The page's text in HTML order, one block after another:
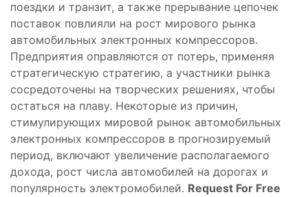
поездки и транзит, а также прерывание цепочек
поставок повлияли на рост мирового рынка
автомобильных электронных компрессоров.
Предприятия оправляются от потерь, применяя
стратегическую стратегию, а участники рынка
сосредоточены на творческих решениях, чтобы
остаться на плаву. Некоторые из причин,
стимулирующих мировой рынок автомобильных
электронных компрессоров в прогнозируемый
период, включают увеличение располагаемого
дохода, рост числа автомобилей на дорогах и
популярность электромобилей. Request For Free